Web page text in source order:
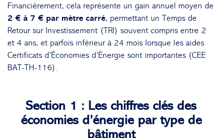
Financièrement, cela représente un gain annuel moyen de
2 € à 7 € par mètre carré, permettant un Temps de
Retour sur Investissement (TRI) souvent compris entre 2
et 4 ans, et parfois inférieur à 24 mois lorsque les aides
Certificats d’Économies d’Énergie sont importantes (CEE
BAT-TH-116).
Section 1 : Les chiffres clés des
économies d’énergie par type de
bâtiment